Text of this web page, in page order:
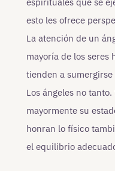
esto les ofrece
La atención de un
mayoría de los seres
tienden a
Los ángeles no
mayormente su
honran lo físico
el equilibrio